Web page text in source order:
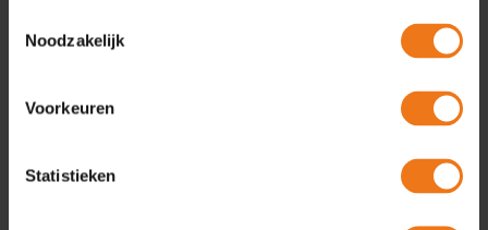
Noodzakelijk
Voorkeuren
Statistieken
Linken naar pagina’s van Omgevingshuis is
toegestaan op voorwaarde dat dit de goede
naam van de organisatie niet aantast. Ook
mag niet de suggestie bestaan dat
dat niet het geval is. Doorlinken naar pagina’s